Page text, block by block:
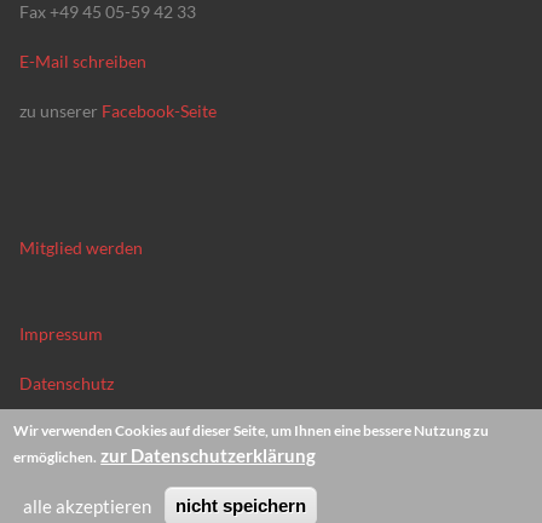
Fax +49 45 05-59 42 33
E-Mail schreiben
zu unserer Facebook-Seite
Mitglied werden
Impressum
Datenschutz
News-Archiv
Wir verwenden Cookies auf dieser Seite, um Ihnen eine bessere Nutzung zu
ermöglichen. zur Datenschutzerklärung
alle akzeptieren nicht speichern